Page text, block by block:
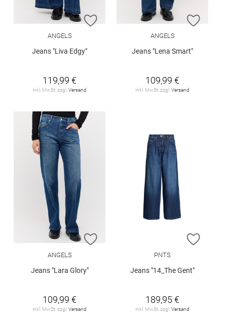
ZUR WUNSCHLISTE HINZUFÜGEN
ANGELS
Jeans "Liva Edgy"
119,99 €
inkl. MwSt. zzgl. Versand
ZUR
ANGELS
Jeans "Lena Smart"
109,99 €
inkl. MwSt. zzgl. Versand
ZUR WUNSCHLISTE HINZUFÜGEN
ANGELS
Jeans "Lara Glory"
109,99 €
inkl. MwSt. zzgl. Versand
ZUR
PNTS
Jeans "14_The Gent"
189,95 €
inkl. MwSt. zzgl. Versand